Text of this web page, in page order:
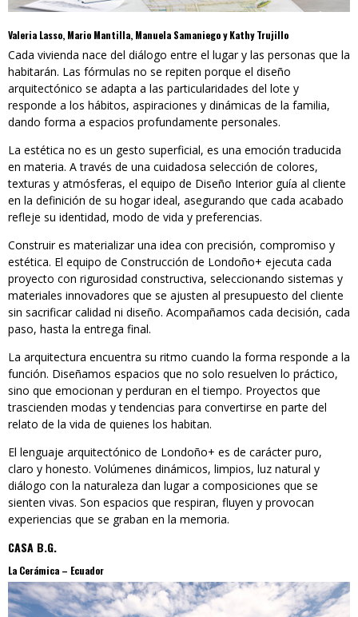
Valeria Lasso, Mario Mantilla, Manuela Samaniego y Kathy Trujillo
Cada vivienda nace del diálogo entre el lugar y las personas que la
habitarán. Las fórmulas no se repiten porque el diseño
arquitectónico se adapta a las particularidades del lote y
responde a los hábitos, aspiraciones y dinámicas de la familia,
dando forma a espacios profundamente personales.
La estética no es un gesto superficial, es una emoción traducida
en materia. A través de una cuidadosa selección de colores,
texturas y atmósferas, el equipo de Diseño Interior guía al cliente
en la definición de su hogar ideal, asegurando que cada acabado
refleje su identidad, modo de vida y preferencias.
Construir es materializar una idea con precisión, compromiso y
estética. El equipo de Construcción de Londoño+ ejecuta cada
proyecto con rigurosidad constructiva, seleccionando sistemas y
materiales innovadores que se ajusten al presupuesto del cliente
sin sacrificar calidad ni diseño. Acompañamos cada decisión, cada
paso, hasta la entrega final.
La arquitectura encuentra su ritmo cuando la forma responde a la
función. Diseñamos espacios que no solo resuelven lo práctico,
sino que emocionan y perduran en el tiempo. Proyectos que
trascienden modas y tendencias para convertirse en parte del
relato de la vida de quienes los habitan.
El lenguaje arquitectónico de Londoño+ es de carácter puro,
claro y honesto. Volúmenes dinámicos, limpios, luz natural y
diálogo con la naturaleza dan lugar a composiciones que se
sienten vivas. Son espacios que respiran, fluyen y provocan
experiencias que se graban en la memoria.
CASA B.G.
La Cerámica – Ecuador